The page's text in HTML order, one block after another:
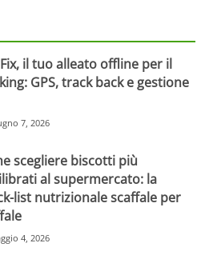
il tuo alleato offline per il
GPS, track back e gestione
7, 2026
scegliere biscotti più
al supermercato: la
list nutrizionale scaffale per
4, 2026